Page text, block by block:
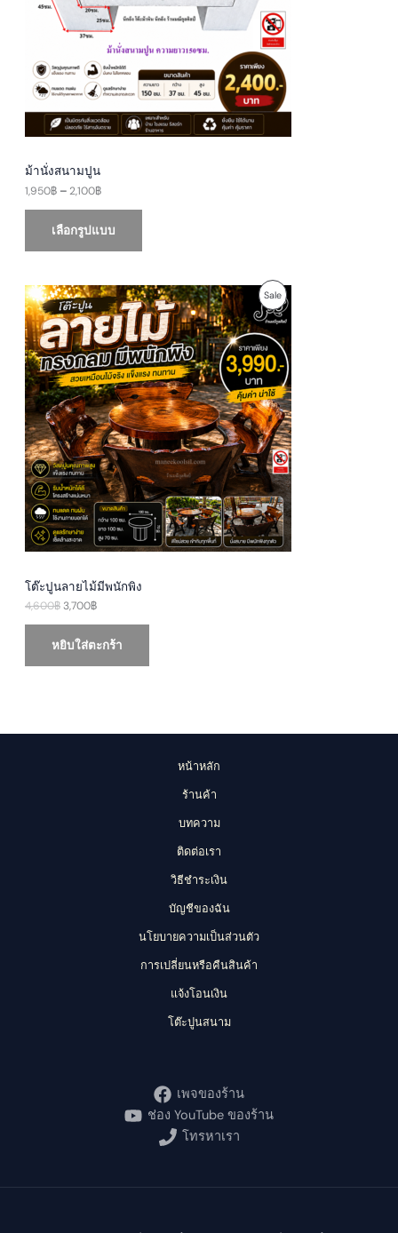
C
T
O
N
S
ม้านั่งสนามปูน
1,950฿ –2,100฿
:
1
,
9
0
฿
h
r
o
2
,
0
0
เลือกรูปแบบ
SaleP
R
O
D
U
C
T
O
N
S
โต๊ะปูนลายไม้มีพนักพิง
4,600฿
O
r
i
g
i
n
a
l
p
r
i
c
e
w
a
s
:
4
,
6
฿
3,700฿
C
r
r
e
n
t
p
r
i
c
e
i
s
3
,
7
0
0
หยิบใส่ตะกร้า
หน้าหลัก
ร้านค้า
บทความ
ติดต่อเรา
วิธีชำระเงิน
บัญชีของฉัน
นโยบายความเป็นส่วนตัว
การเปลี่ยนหรือคืนสินค้า
แจ้งโอนเงิน
โต๊ะปูนสนาม
เพจของร้าน
ช่อง YouTube ของร้าน
โทรหาเรา